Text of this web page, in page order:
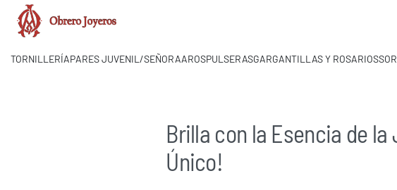
TORNILLERÍAPARES JUVENIL/SEÑORAAROSPULSERASGARGANTILLAS Y ROSARIOS
Brilla con la Esencia de
Único!